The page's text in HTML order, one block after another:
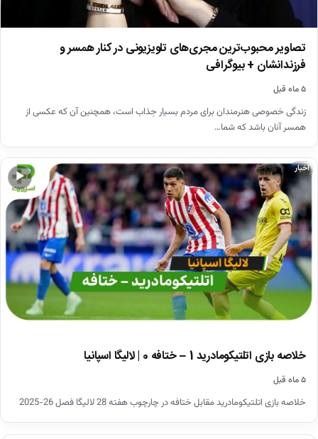
تصاویر محبوب‌ترین مجری‌های تلویزیونی در کنار همسر و
فرزندانشان + بیوگرافی
۵ ماه قبل
زندگی خصوصی هنرمندان برای مردم بسیار جذاب است، همچنین آن که عکسی از
همسر آنان باشد که شما…
▶
اخبار
خلاصه بازی اتلتیکومادرید 1 – ختافه 0 | لالیگا اسپانیا
۵ ماه قبل
خلاصه بازی اتلتیکومادرید مقابل ختافه در چارچوب هفته 28 لالیگا فصل 26-2025